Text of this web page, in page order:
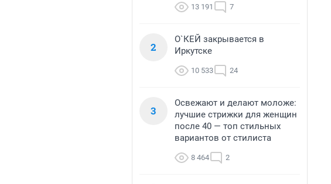
13 191 7
2
О`КЕЙ закрывается в
Иркутске
10 533 24
3
Освежают и делают моложе:
лучшие стрижки для женщин
после 40 — топ стильных
вариантов от стилиста
8 464 2